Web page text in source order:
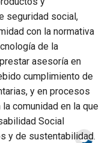
seguridad social,
con la normativa
de la
asesoría en
cumplimiento de
y en procesos
comunidad en la que
Social
y de sustentabilidad.